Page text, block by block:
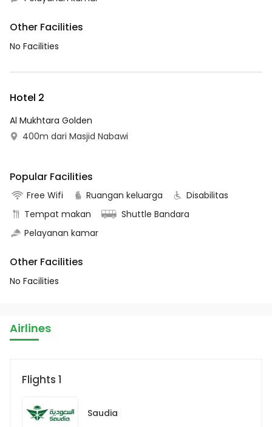
Other Facilities
No Facilities
Hotel 2
Al Mukhtara Golden
400m dari Masjid Nabawi
Popular Facilities
Free Wifi Ruangan keluarga
Disabilitas
Tempat makan
Shuttle Bandara
Pelayanan kamar
Other Facilities
No Facilities
Airlines
Flights 1
Saudia